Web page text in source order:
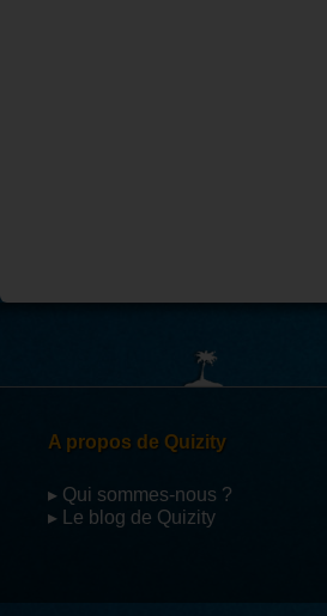
A propos de Quizity
▸ Qui sommes-nous ?
▸ Le blog de Quizity